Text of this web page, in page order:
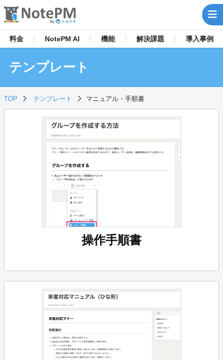
料金 NotePM AI 機能 解決課題 導入事例
テンプレート
TOP テンプレート マニュアル・手順書
操作手順書